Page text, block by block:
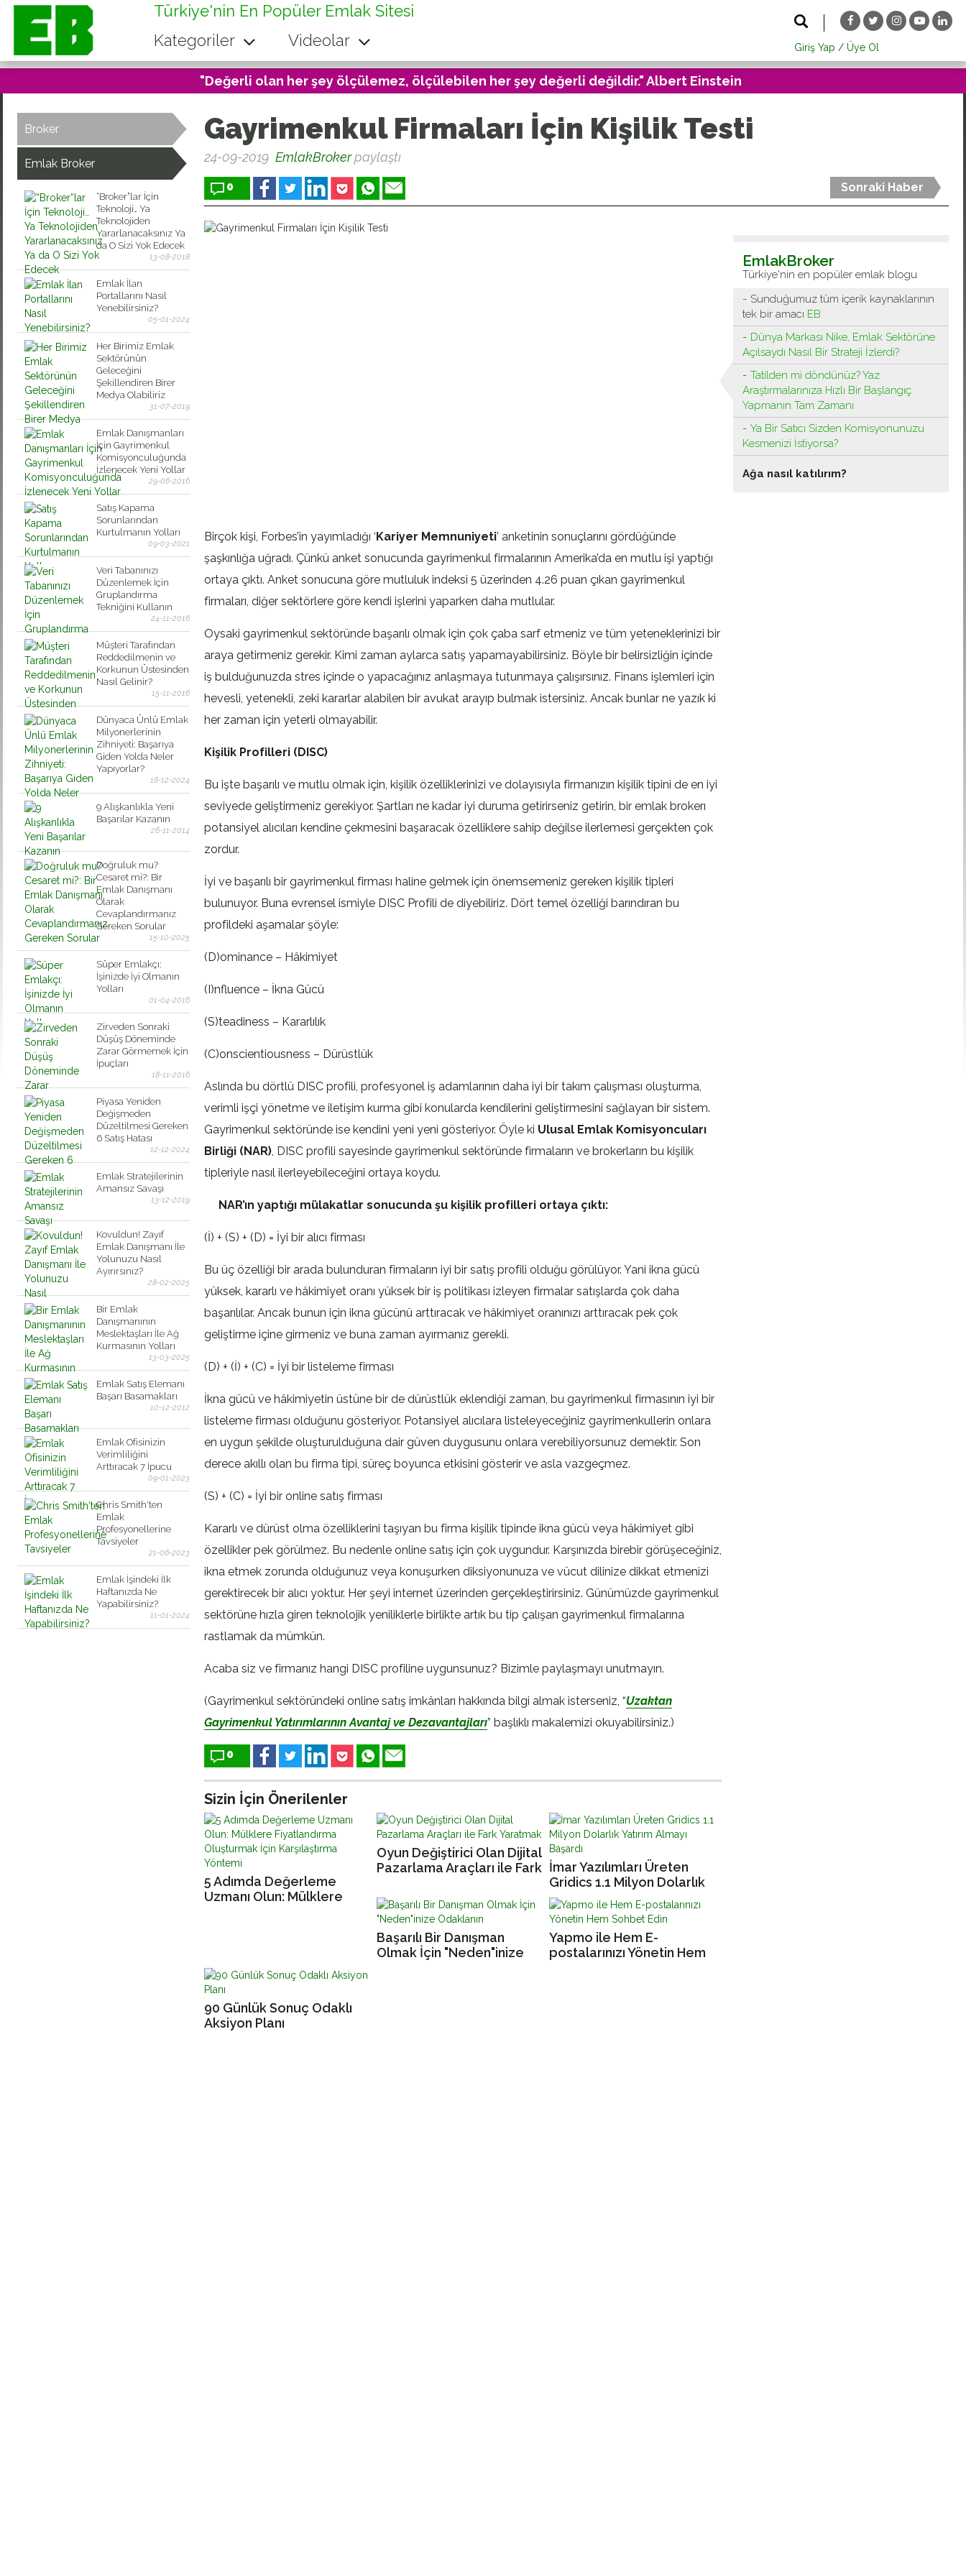
Türkiye'nin En Popüler Emlak Sitesi
Kategoriler
Videolar Giriş Yap / Üye Ol
"Değerli olan her şey ölçülemez, ölçülebilen her şey değerli değildir." Albert Einstein
Broker
Emlak Broker
“Broker”lar İçin
Teknoloji… Ya
Teknolojiden
Yararlanacaksınız Ya
da O Sizi Yok Edecek
13-08-2018
Emlak İlan
Portallarını Nasıl
Yenebilirsiniz?
05-01-2024
Her Birimiz Emlak
Sektörünün
Geleceğini
Şekillendiren Birer
Medya Olabiliriz
31-07-2019
Emlak Danışmanları
İçin Gayrimenkul
Komisyonculuğunda
İzlenecek Yeni Yollar
29-06-2016
Satış Kapama
Sorunlarından
Kurtulmanın Yolları
09-03-2021
Veri Tabanınızı
Düzenlemek İçin
Gruplandırma
Tekniğini Kullanın
24-11-2016
Müşteri Tarafından
Reddedilmenin ve
Korkunun Üstesinden
Nasıl Gelinir?
15-11-2016
Dünyaca Ünlü Emlak
Milyonerlerinin
Zihniyeti: Başarıya
Giden Yolda Neler
Yapıyorlar?
18-12-2024
9 Alışkanlıkla Yeni
Başarılar Kazanın
26-11-2014
Doğruluk mu?
Cesaret mi?: Bir
Emlak Danışmanı
Olarak
Cevaplandırmanız
Gereken Sorular
15-10-2025
Süper Emlakçı:
İşinizde İyi Olmanın
Yolları
01-04-2016
Zirveden Sonraki
Düşüş Döneminde
Zarar Görmemek İçin
İpuçları
18-11-2016
Piyasa Yeniden
Değişmeden
Düzeltilmesi Gereken
6 Satış Hatası
12-12-2024
Emlak Stratejilerinin
Amansız Savaşı
13-12-2019
Kovuldun! Zayıf
Emlak Danışmanı İle
Yolunuzu Nasıl
Ayırırsınız?
28-02-2025
Bir Emlak
Danışmanının
Meslektaşları İle Ağ
Kurmasının Yolları
13-03-2025
Emlak Satış Elemanı
Başarı Basamakları
10-12-2012
Emlak Ofisinizin
Verimliliğini
Arttıracak 7 İpucu
09-01-2023
Chris Smith'ten
Emlak
Profesyonellerine
Tavsiyeler
21-06-2023
Emlak İşindeki İlk
Haftanızda Ne
Yapabilirsiniz?
11-01-2024
Gayrimenkul Firmaları İçin Kişilik Testi
24-09-2019 EmlakBrokerpaylaştı
0 Sonraki Haber
Birçok kişi, Forbes’in yayımladığı ‘Kariyer Memnuniyeti’ anketinin sonuçlarını gördüğünde
şaşkınlığa uğradı. Çünkü anket sonucunda gayrimenkul firmalarının Amerika’da en mutlu işi yaptığı
ortaya çıktı. Anket sonucuna göre mutluluk indeksi 5 üzerinden 4.26 puan çıkan gayrimenkul
firmaları, diğer sektörlere göre kendi işlerini yaparken daha mutlular.
Oysaki gayrimenkul sektöründe başarılı olmak için çok çaba sarf etmeniz ve tüm yeteneklerinizi bir
araya getirmeniz gerekir. Kimi zaman aylarca satış yapamayabilirsiniz. Böyle bir belirsizliğin içinde
iş bulduğunuzda stres içinde o yapacağınız anlaşmaya tutunmaya çalışırsınız. Finans işlemleri için
hevesli, yetenekli, zeki kararlar alabilen bir avukat arayıp bulmak istersiniz. Ancak bunlar ne yazık ki
her zaman için yeterli olmayabilir.
Kişilik Profilleri (DISC)
Bu işte başarılı ve mutlu olmak için, kişilik özelliklerinizi ve dolayısıyla firmanızın kişilik tipini de en iyi
seviyede geliştirmeniz gerekiyor. Şartları ne kadar iyi duruma getirirseniz getirin, bir emlak brokerı
potansiyel alıcıları kendine çekmesini başaracak özelliklere sahip değilse ilerlemesi gerçekten çok
zordur.
İyi ve başarılı bir gayrimenkul firması haline gelmek için önemsemeniz gereken kişilik tipleri
bulunuyor. Buna evrensel ismiyle DISC Profili de diyebiliriz. Dört temel özelliği barındıran bu
profildeki aşamalar şöyle:
(D)ominance – Hâkimiyet
(I)nfluence – İkna Gücü
(S)teadiness – Kararlılık
(C)onscientiousness – Dürüstlük
Aslında bu dörtlü DISC profili, profesyonel iş adamlarının daha iyi bir takım çalışması oluşturma,
verimli işçi yönetme ve iletişim kurma gibi konularda kendilerini geliştirmesini sağlayan bir sistem.
Gayrimenkul sektöründe ise kendini yeni yeni gösteriyor. Öyle ki Ulusal Emlak Komisyoncuları
Birliği (NAR), DISC profili sayesinde gayrimenkul sektöründe firmaların ve brokerların bu kişilik
tipleriyle nasıl ilerleyebileceğini ortaya koydu.
NAR’ın yaptığı mülakatlar sonucunda şu kişilik profilleri ortaya çıktı:
(İ) + (S) + (D) = İyi bir alıcı firması
Bu üç özelliği bir arada bulunduran firmaların iyi bir satış profili olduğu görülüyor. Yani ikna gücü
yüksek, kararlı ve hâkimiyet oranı yüksek bir iş politikası izleyen firmalar satışlarda çok daha
başarılılar. Ancak bunun için ikna gücünü arttıracak ve hâkimiyet oranınızı arttıracak pek çok
geliştirme içine girmeniz ve buna zaman ayırmanız gerekli.
(D) + (İ) + (C) = İyi bir listeleme firması
İkna gücü ve hâkimiyetin üstüne bir de dürüstlük eklendiği zaman, bu gayrimenkul firmasının iyi bir
listeleme firması olduğunu gösteriyor. Potansiyel alıcılara listeleyeceğiniz gayrimenkullerin onlara
en uygun şekilde oluşturulduğuna dair güven duygusunu onlara verebiliyorsunuz demektir. Son
derece akıllı olan bu firma tipi, süreç boyunca etkisini gösterir ve asla vazgeçmez.
(S) + (C) = İyi bir online satış firması
Kararlı ve dürüst olma özelliklerini taşıyan bu firma kişilik tipinde ikna gücü veya hâkimiyet gibi
özellikler pek görülmez. Bu nedenle online satış için çok uygundur. Karşınızda birebir görüşeceğiniz,
ikna etmek zorunda olduğunuz veya konuşurken diksiyonunuza ve vücut dilinize dikkat etmenizi
gerektirecek bir alıcı yoktur. Her şeyi internet üzerinden gerçekleştirirsiniz. Günümüzde gayrimenkul
sektörüne hızla giren teknolojik yeniliklerle birlikte artık bu tip çalışan gayrimenkul firmalarına
rastlamak da mümkün.
Acaba siz ve firmanız hangi DISC profiline uygunsunuz? Bizimle paylaşmayı unutmayın.
(Gayrimenkul sektöründeki online satış imkânları hakkında bilgi almak isterseniz, “Uzaktan
Gayrimenkul Yatırımlarının Avantaj ve Dezavantajları” başlıklı makalemizi okuyabilirsiniz.)
0
Sizin İçin Önerilenler
5 Adımda Değerleme
Uzmanı Olun: Mülklere
Oyun Değiştirici Olan Dijital
Pazarlama Araçları ile Fark İmar Yazılımları Üreten
Gridics 1.1 Milyon Dolarlık
Yatırım Almayı Başardı
Başarılı Bir Danışman
Olmak İçin "Neden"inize
Yapmo ile Hem E-
postalarınızı Yönetin Hem
90 Günlük Sonuç Odaklı
Aksiyon Planı
EmlakBroker
Türkiye'nin en popüler emlak blogu
Sunduğumuz tüm içerik kaynaklarının
tek bir amacı EB
Dünya Markası Nike, Emlak Sektörüne
Açılsaydı Nasıl Bir Strateji İzlerdi?
Tatilden mi döndünüz? Yaz
Araştırmalarınıza Hızlı Bir Başlangıç ​​
Yapmanın Tam Zamanı
Ya Bir Satıcı Sizden Komisyonunuzu
Kesmenizi İstiyorsa?
Ağa nasıl katılırım?